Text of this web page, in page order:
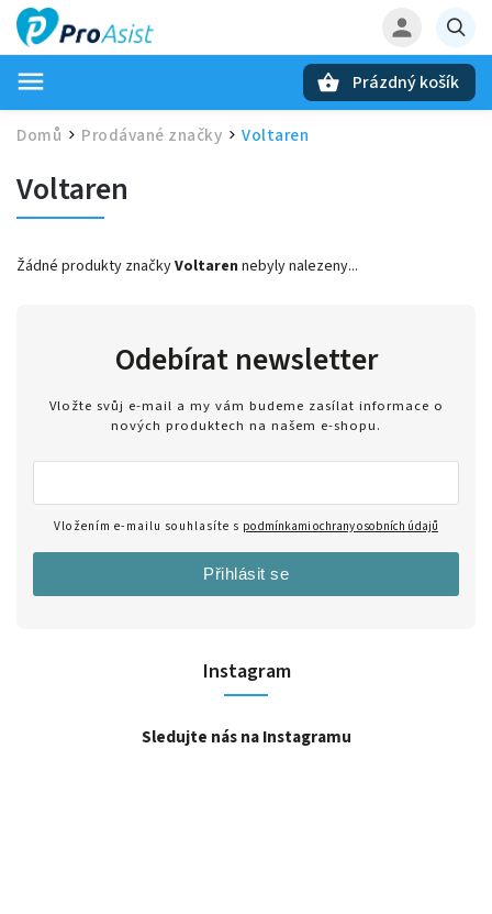
Prázdný košík
Domů / Prodávané značky / Voltaren
Voltaren
Žádné produkty značkyVoltaren nebyly nalezeny...
Instagram
Sledujte nás na Instagramu
Odebírat newsletter
Vložte svůj e-mail a my vám budeme zasílat informace o
nových produktech na našem e-shopu.
Vložením e-mailu souhlasíte s podmínkami ochrany osobních údajů
Přihlásit se